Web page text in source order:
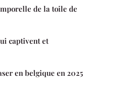
de la toile de
captivent et
en belgique en 2025